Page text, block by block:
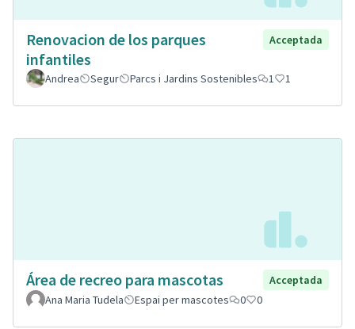
Renovacion de los parques
infantiles
Acceptada
Andrea Segur Parcs i Jardins Sostenibles 1 1
Área de recreo para mascotas
Acceptada
Ana Maria Tudela
Espai per mascotes 0 0